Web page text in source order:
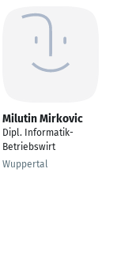
Milutin Mirkovic
Dipl. Informatik-
Betriebswirt
Wuppertal